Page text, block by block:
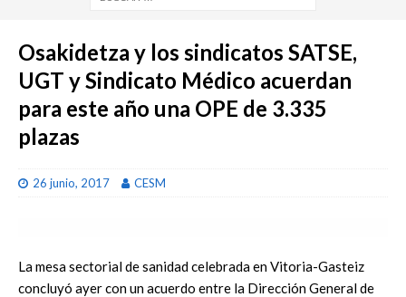
Osakidetza y los sindicatos SATSE,
UGT y Sindicato Médico acuerdan
para este año una OPE de 3.335
plazas
26 junio, 2017 CESM
La mesa sectorial de sanidad celebrada en Vitoria-Gasteiz
concluyó ayer con un acuerdo entre la Dirección General de